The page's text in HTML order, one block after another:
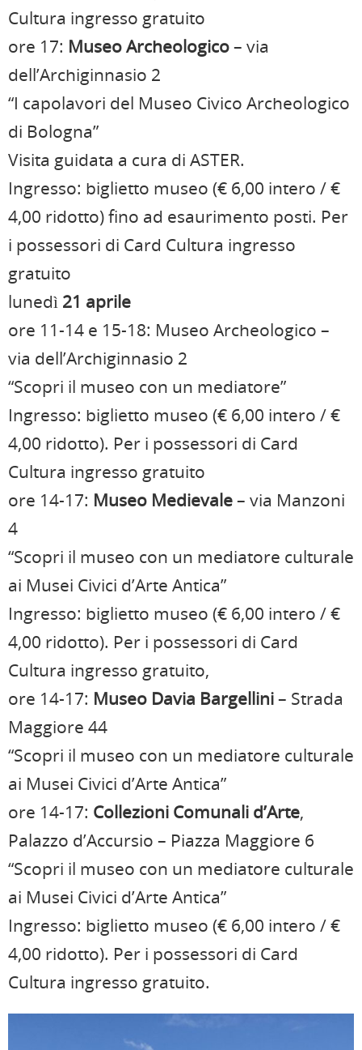
Cultura ingresso gratuito
ore 17: Museo Archeologico– via
dell’Archiginnasio 2
“I capolavori del Museo Civico Archeologico
di Bologna”
Visita guidata a cura di ASTER.
Ingresso: biglietto museo (€ 6,00 intero / €
4,00 ridotto) fino ad esaurimento posti. Per
i possessori di Card Cultura ingresso
gratuito
lunedì 21 aprile
ore 11-14 e 15-18: Museo Archeologico –
via dell’Archiginnasio 2
“Scopri il museo con un mediatore”
Ingresso: biglietto museo (€ 6,00 intero / €
4,00 ridotto). Per i possessori di Card
Cultura ingresso gratuito
ore 14-17: Museo Medievale– via Manzoni
4
“Scopri il museo con un mediatore culturale
ai Musei Civici d’Arte Antica”
Ingresso: biglietto museo (€ 6,00 intero / €
4,00 ridotto). Per i possessori di Card
Cultura ingresso gratuito,
ore 14-17: Museo Davia Bargellini– Strada
Maggiore 44
“Scopri il museo con un mediatore culturale
ai Musei Civici d’Arte Antica”
ore 14-17: Collezioni Comunali d’Arte,
Palazzo d’Accursio – Piazza Maggiore 6
“Scopri il museo con un mediatore culturale
ai Musei Civici d’Arte Antica”
Ingresso: biglietto museo (€ 6,00 intero / €
4,00 ridotto). Per i possessori di Card
Cultura ingresso gratuito.